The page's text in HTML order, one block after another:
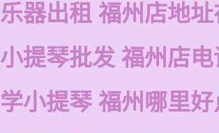
乐器出租 福州店地
小提琴批发 福州店
学小提琴 福州哪里好